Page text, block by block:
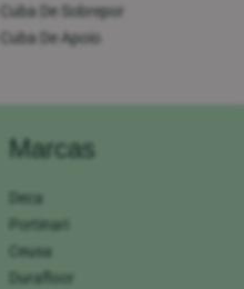
Cuba De Sobrepor
Cuba De Apoio
Marcas
Deca
Portinari
Ceusa
Durafloor